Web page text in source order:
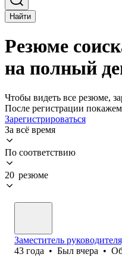
Найти
Резюме
на полный
Чтобы видеть все резюме,
После регистрации
Зарегистрироваться
За всё время
По соответствию
20 резюме
Заместитель
43 года • Был вчера •